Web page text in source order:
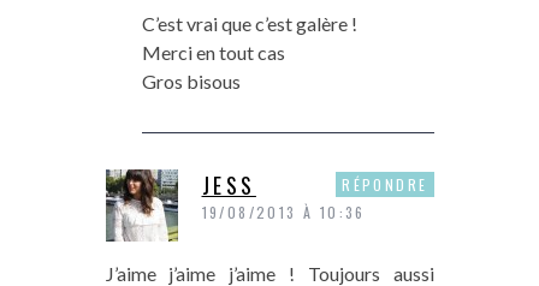
C’est vrai que c’est galère !
Merci en tout cas
Gros bisous
JESS
19/08/2013 À 10:36
J’aime j’aime j’aime ! Toujours aussi
RÉPONDRE